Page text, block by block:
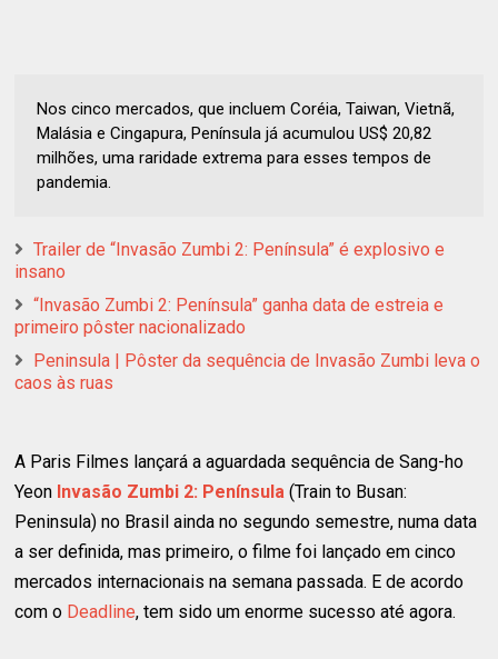
Nos cinco mercados, que incluem Coréia, Taiwan, Vietnã,
Malásia e Cingapura, Península já acumulou US$ 20,82
milhões, uma raridade extrema para esses tempos de
pandemia.
Trailer de “Invasão Zumbi 2: Península” é explosivo e
insano
“Invasão Zumbi 2: Península” ganha data de estreia e
primeiro pôster nacionalizado
Peninsula | Pôster da sequência de Invasão Zumbi leva o
caos às ruas
A Paris Filmes lançará a aguardada sequência de Sang-ho
Yeon Invasão Zumbi 2: Península (Train to Busan:
Peninsula) no Brasil ainda no segundo semestre, numa data
a ser definida, mas primeiro, o filme foi lançado em cinco
mercados internacionais na semana passada. E de acordo
com o Deadline, tem sido um enorme sucesso até agora.